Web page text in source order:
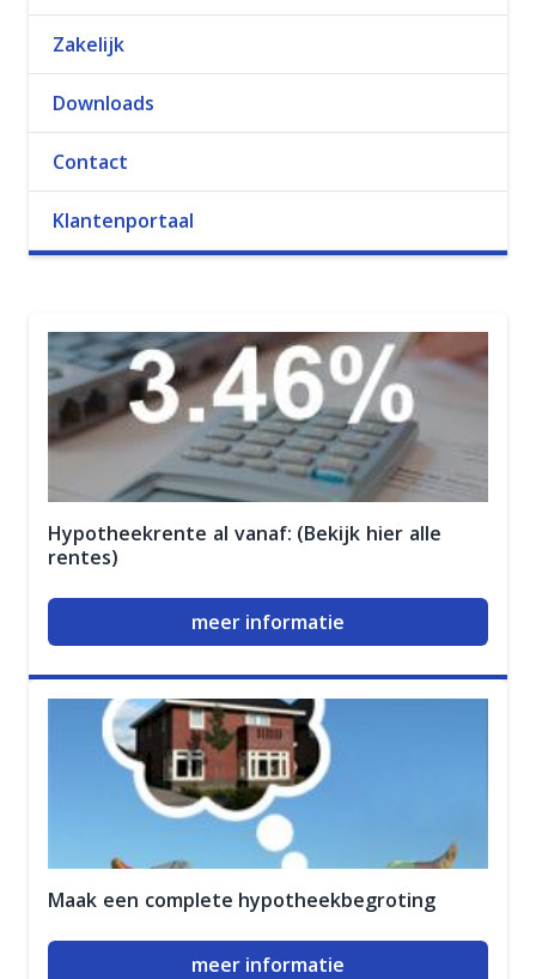
Zakelijk
Downloads
Contact
Klantenportaal
Hypotheekrente al vanaf: (Bekijk hier alle
rentes)
meer informatie
Maak een complete hypotheekbegroting
meer informatie